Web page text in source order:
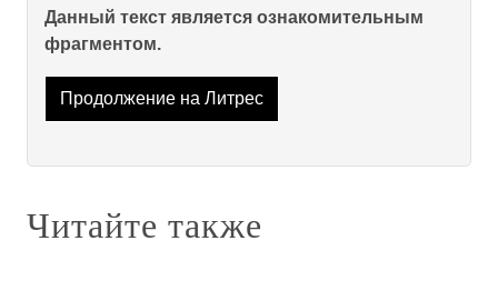
Данный текст является ознакомительным
фрагментом.
Продолжение на Литрес
Читайте также